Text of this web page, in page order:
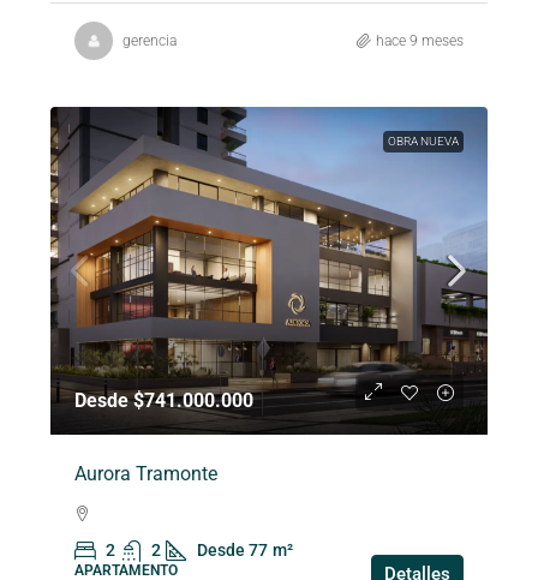
gerencia hace 9 meses
OBRA NUEVA
Desde $741.000.000
Aurora Tramonte
2 2 Desde 77 m²
APARTAMENTO Detalles